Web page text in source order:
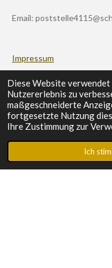
Diese Website verwendet
Nutzererlebnis zu
maßgeschneiderte
fortgesetzte Nutzung
Ihre Zustimmung zur
Ich
Email:
Impressum
Datenschutz
Schulportal
Telefon